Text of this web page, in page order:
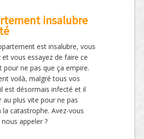
insalubre
est insalubre, vous
et vous essayez de faire ce
pour ne pas que ça empire.
voilà, malgré tous vos
est désormais infecté et il
au plus vite pour ne pas
la catastrophe. Avez-vous
appeler ?